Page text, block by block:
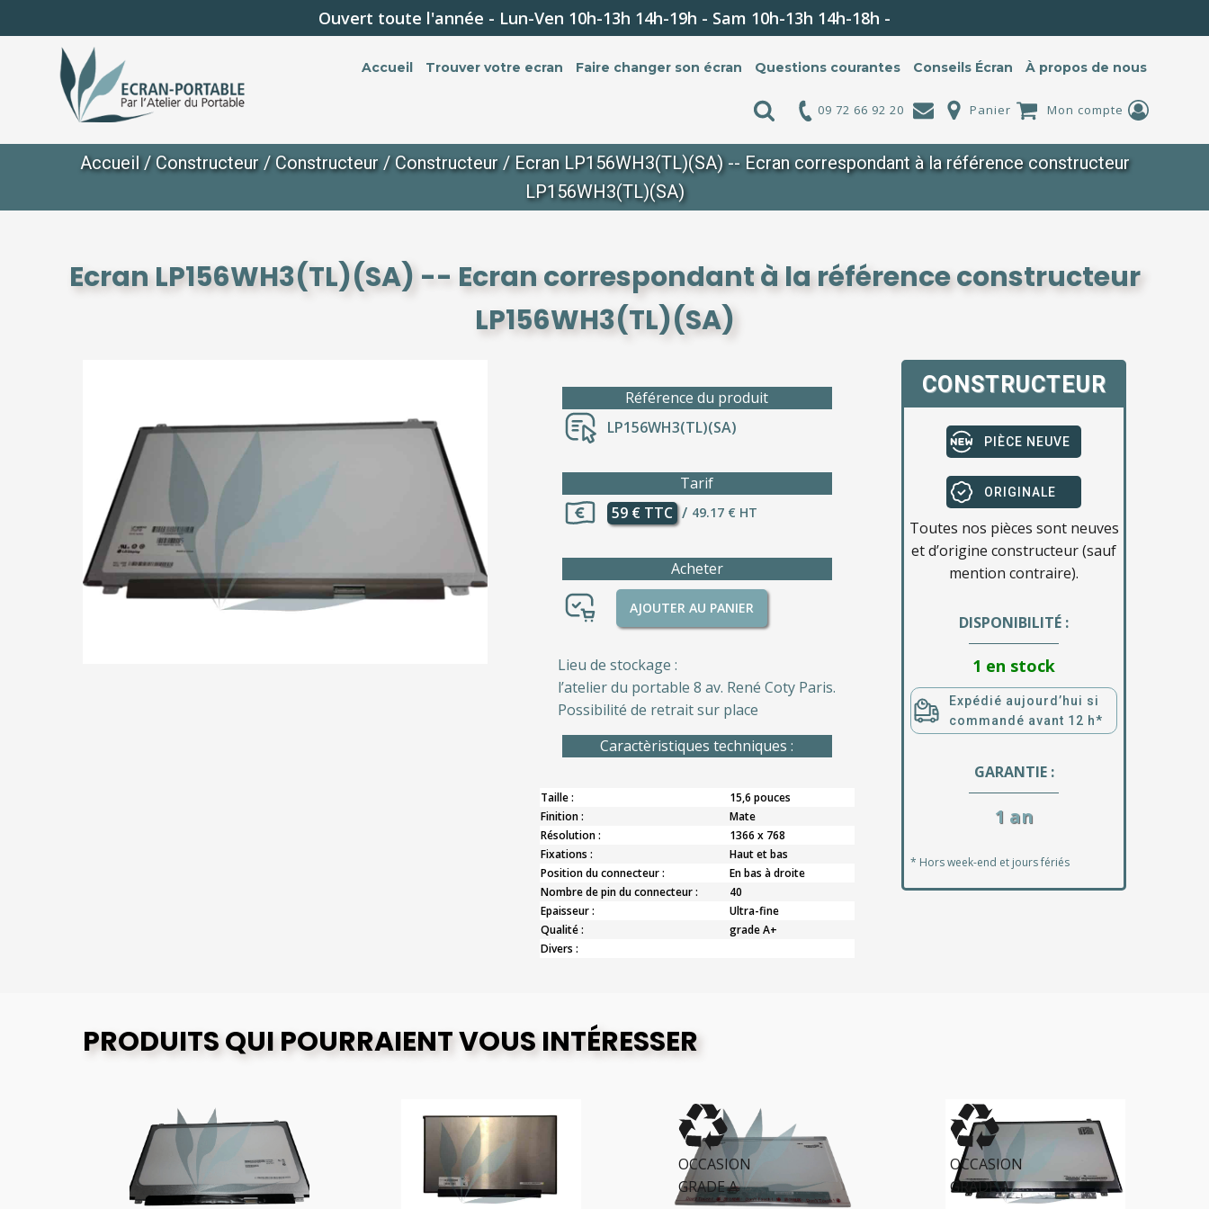
Ouvert toute l'année - Lun-Ven 10h-13h 14h-19h - Sam 10h-13h 14h-18h -
Accueil Trouver votre ecran Faire changer son écran Questions courantes Conseils Écran À propos de nous
09 72 66 92 20 Panier Mon compte
Accueil/ Constructeur/ Constructeur/ Constructeur/ Ecran LP156WH3(TL)(SA) -- Ecran correspondant à la référence constructeur
LP156WH3(TL)(SA)
Ecran LP156WH3(TL)(SA) -- Ecran correspondant à la référence constructeur
LP156WH3(TL)(SA)
Référence du produit
LP156WH3(TL)(SA)
Tarif
59 € TTC / 49.17 € HT
Acheter
AJOUTER AU PANIER
Lieu de stockage :
l’atelier du portable 8 av. René Coty Paris.
Possibilité de retrait sur place
Caractèristiques techniques :
Taille :
15,6 pouces
Finition :
Mate
Résolution :
1366 x 768
Fixations :
Haut et bas
Position du connecteur :
En bas à droite
Nombre de pin du connecteur :
40
Epaisseur :
Ultra-fine
Qualité :
grade A+
Divers :
CONSTRUCTEUR
PIÈCE NEUVE
ORIGINALE
Toutes nos pièces sont neuves
et d’origine constructeur (sauf
mention contraire).
DISPONIBILITÉ :
1 en stock
Expédié aujourd’hui si
commandé avant 12 h*
GARANTIE :
1 an
* Hors week-end et jours fériés
PRODUITS QUI POURRAIENT VOUS INTÉRESSER
OCCASION
GRADE A
OCCASION
GRADE A